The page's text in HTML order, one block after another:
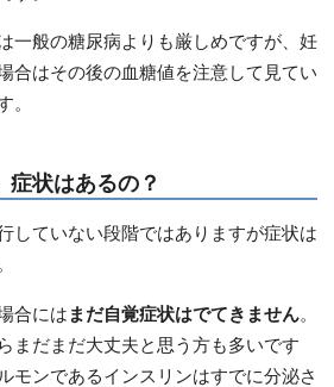
一般の糖尿病よりも厳しめですが、妊
合はその後の血糖値を注意して見てい
。
症状はあるの？
していない段階ではありますが症状は
合には まだ自覚症状はでてきません。
まだまだ大丈夫と思う方も多いです
モンであるインスリンはすでに分泌さ